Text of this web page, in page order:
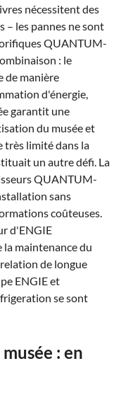
nécessitent des
les pannes ne sont
QUANTUM-
: le
de manière
d'énergie,
garantit une
du musée et
très limité dans la
un autre défi. La
QUANTUM-
sans
coûteuses.
d'ENGIE
la maintenance du
de longue
ENGIE et
se sont
: en